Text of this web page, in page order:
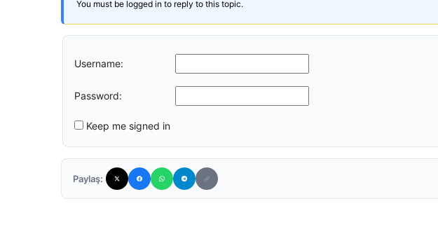
You must be logged in to reply to this topic.
Username:
Password:
Keep me signed in
Paylaş: